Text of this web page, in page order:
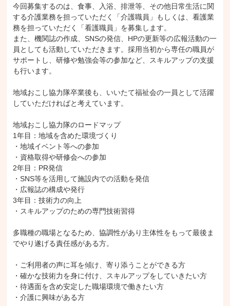
今回募集するのは、食事、入浴、排泄等、その他日常生活に関
する介護業務を担っていただく「介護職員」もしくは、看護業
務を担っていただく「看護職員」を募集します。
また、機関誌の作成、SNSの発信、HPの更新等の広報活動の一
員としても活動していただきます。採用当初から専任の職員が
サポートし、研修や勉強会等の参加など、スキルアップの支援
も行います。
地域おこし協力隊卒業後も、いいたて福祉会の一員として活躍
していただければと考えています。
地域おこし協力隊のロードマップ
1年目：地域を含めた環境づくり
・地域イベント等への参加
・資格取得や研修会への参加
2年目：PR発信
・SNS等を活用して施設内での活動を発信
・広報誌の構成や発行
3年目：技術力の向上
・スキルアップのための専門技術習得
多職種の職場となるため、協調性があり主体性をもって最後ま
でやり遂げる責任感がある方。
・ご利用者の声に耳を傾け、寄り添うことができる方
・確かな技術力を身に付け、スキルアップをしていきたい方
・待遇面を含め安定した職場環境で働きたい方
・介護に興味がある方